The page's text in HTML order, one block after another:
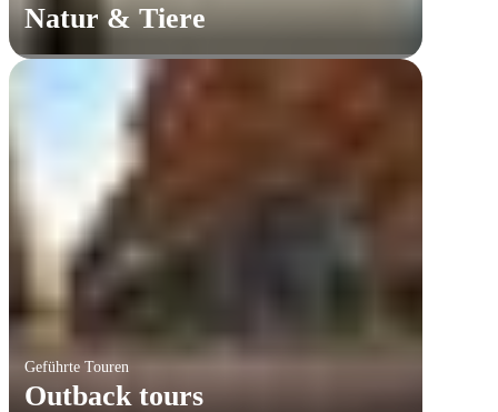
Natur & Tiere
Geführte Touren
Outback tours